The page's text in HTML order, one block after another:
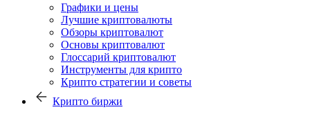
Графики и цены
Лучшие криптовалюты
Обзоры криптовалют
Основы криптовалют
Глоссарий криптовалют
Инструменты для крипто
Крипто стратегии и советы
Крипто биржи